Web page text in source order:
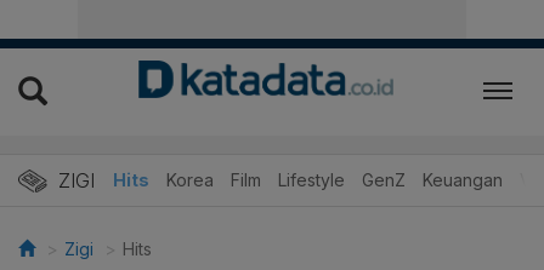
ZIGI Hits Korea Film Lifestyle GenZ Keuangan
Zigi Hits